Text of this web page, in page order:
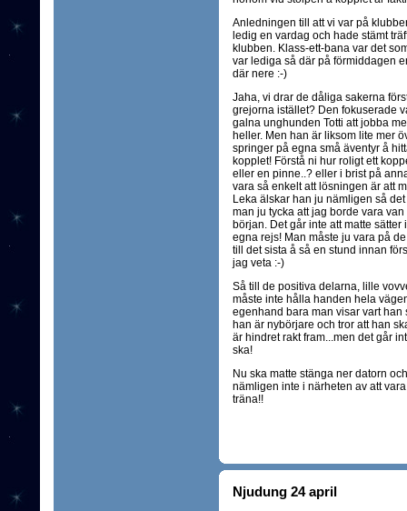
Anledningen till att vi var på
ledig en vardag och hade stämt
klubben. Klass-ett-bana var det
var lediga så där på förmiddagen
där nere :-)
Jaha, vi drar de dåliga sakerna
grejorna istället? Den fokuserade
galna unghunden Totti att jobba
heller. Men han är liksom lite mer
springer på egna små äventyr å
kopplet! Förstå ni hur roligt ett
eller en pinne..? eller i brist på
vara så enkelt att lösningen är att
Leka älskar han ju nämligen så
man ju tycka att jag borde vara
början. Det går inte att matte
egna rejs! Man måste ju vara på
till det sista å så en stund innan
jag veta :-)
Så till de positiva delarna, lille
måste inte hålla handen hela
egenhand bara man visar vart han
han är nybörjare och tror att han
är hindret rakt fram...men det går
ska!
Nu ska matte stänga ner datorn
nämligen inte i närheten av att
träna!!
Njudung 24 april